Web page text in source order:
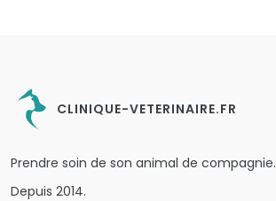
CLINIQUE-VETERINAIRE.FR
Prendre soin de son animal de compagnie.
Depuis 2014.